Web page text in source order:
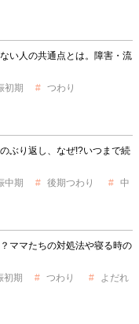
い人の共通点とは。障害・流
初期 つわり
ぶり返し、なぜ!?いつまで続
中期 後期つわり
中
ママたちの対処法や寝る時の
初期 つわり
よだれ